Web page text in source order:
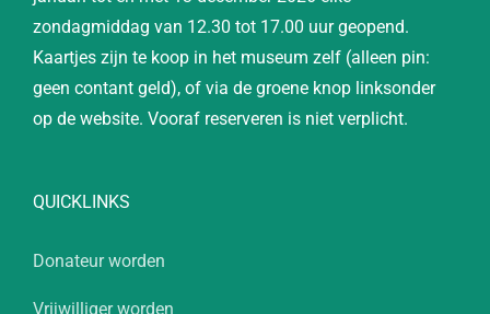
zondagmiddag van 12.30 tot 17.00 uur geopend.
Kaartjes zijn te koop in het museum zelf (alleen pin:
geen contant geld), of via de groene knop linksonder
op de website. Vooraf reserveren is niet verplicht.
QUICKLINKS
Donateur worden
Vrijwilliger worden